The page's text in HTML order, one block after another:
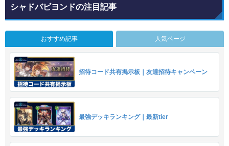
シャドバビヨンドの注目記事
おすすめ記事 人気ページ
招待コード共有掲示板｜友達招待キャンペーン
最強デッキランキング｜最新tier